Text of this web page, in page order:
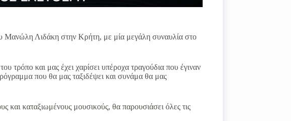
Μανώλη Λιδάκη στην Κρήτη, με μία μεγάλη συναυλία στο
τρόπο και μας έχει χαρίσει υπέροχα τραγούδια που έγιναν
πρόγραμμα που θα μας ταξιδέψει και συνάμα θα μας
και καταξιωμένους μουσικούς, θα παρουσιάσει όλες τις